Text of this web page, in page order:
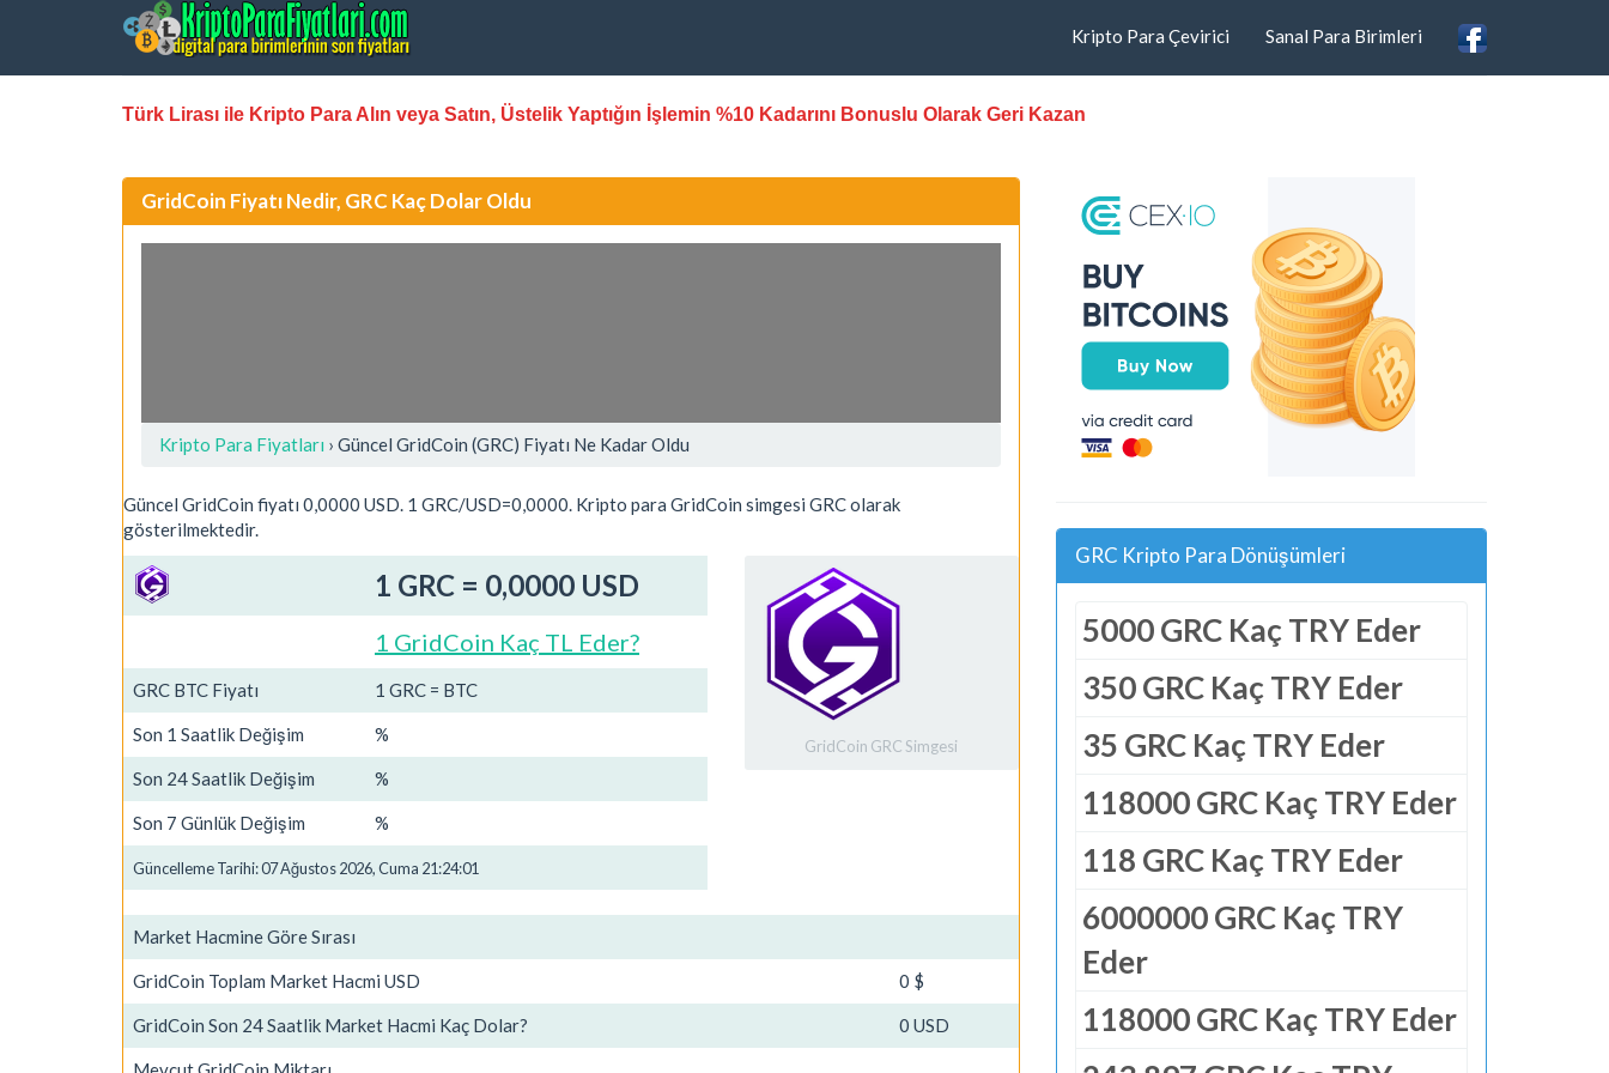
Kripto Para Çevirici Sanal Para Birimleri
Türk Lirası ile Kripto Para Alın veya Satın, Üstelik Yaptığın İşlemin %10 Kadarını Bonuslu Olarak Geri Kazan
GridCoin Fiyatı Nedir, GRC Kaç Dolar Oldu
Kripto Para Fiyatları › Güncel GridCoin (GRC) Fiyatı Ne Kadar Oldu
Güncel GridCoin fiyatı 0,0000 USD. 1 GRC/USD=0,0000. Kripto para GridCoin simgesi GRC olarak
gösterilmektedir.
1 GRC = 0,0000 USD
1 GridCoin Kaç TL Eder?
GRC BTC Fiyatı 1 GRC = BTC
Son 1 Saatlik Değişim %
Son 24 Saatlik Değişim %
Son 7 Günlük Değişim %
Güncelleme Tarihi: 07 Ağustos 2026, Cuma 21:24:01
GridCoin GRC Simgesi
Market Hacmine Göre Sırası
GridCoin Toplam Market Hacmi USD 0 $
GridCoin Son 24 Saatlik Market Hacmi Kaç Dolar? 0 USD
GRC Kripto Para Dönüşümleri
5000 GRC Kaç TRY Eder
350 GRC Kaç TRY Eder
35 GRC Kaç TRY Eder
118000 GRC Kaç TRY Eder
118 GRC Kaç TRY Eder
6000000 GRC Kaç TRY
Eder
118000 GRC Kaç TRY Eder